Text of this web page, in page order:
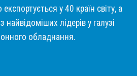
у 40 країн світу, а
лідерів у галузі
обладнання.